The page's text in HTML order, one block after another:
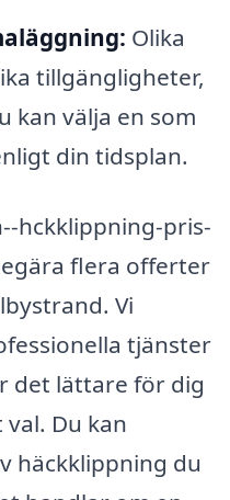
Olika
tillgängligheter,
kan välja en som
din tidsplan.
hckklippning-pris-
flera offerter
Vi
tjänster
det lättare för dig
Du kan
häckklippning du